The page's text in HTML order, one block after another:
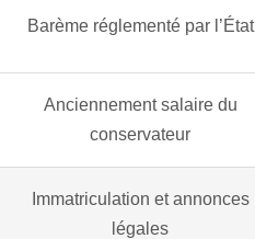
Barème réglementé par l’État
Anciennement salaire du
conservateur
Immatriculation et annonces
légales